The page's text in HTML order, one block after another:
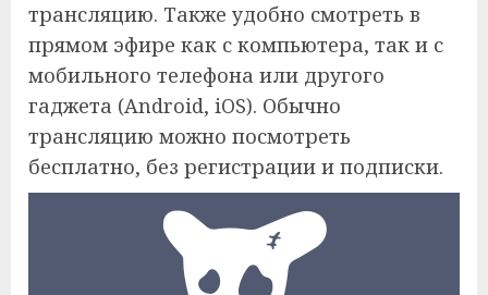
трансляцию. Также удобно смотреть в
прямом эфире как с компьютера, так и с
мобильного телефона или другого
гаджета (Android, iOS). Обычно
трансляцию можно посмотреть
бесплатно, без регистрации и подписки.